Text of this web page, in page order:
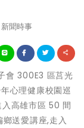
新聞時事
會 300E3 區莒光
心理健康校園巡
入高雄市區 50 間
送愛講座,走入